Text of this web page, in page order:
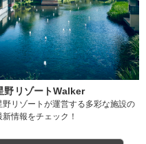
野リゾートWalker
野リゾートが運営する多彩な施設の
新情報をチェック！